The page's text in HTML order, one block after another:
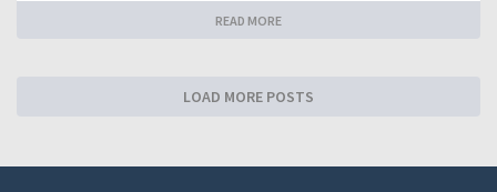
READ MORE
LOAD MORE POSTS